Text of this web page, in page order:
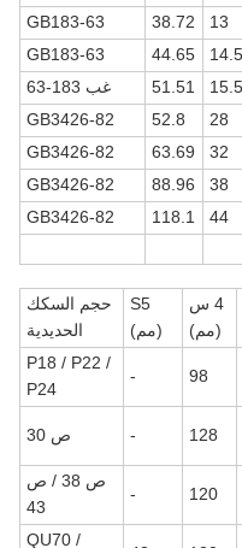
13
38.72
GB183-63
14.5
44.65
GB183-63
15.5
51.51
غب 183-63
28
52.8
GB3426-82
32
63.69
GB3426-82
38
88.96
GB3426-82
44
118.1
GB3426-82
4 س
(مم)
S5
(مم)
حجم السكك
الحديدية
98
-
P18 / P22 /
P24
128
- ص 30
120
-
ص 38 / ص
43
QU70 /